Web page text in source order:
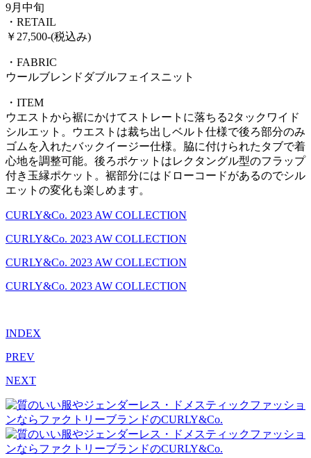
9月中旬
・RETAIL
￥27,500-(税込み)
・FABRIC
ウールブレンドダブルフェイスニット
・ITEM
ウエストから裾にかけてストレートに落ちる2タックワイド
シルエット。ウエストは裁ち出しベルト仕様で後ろ部分のみ
ゴムを入れたバックイージー仕様。脇に付けられたタブで着
心地を調整可能。後ろポケットはレクタングル型のフラップ
付き玉縁ポケット。裾部分にはドローコードがあるのでシル
エットの変化も楽しめます。
CURLY&Co. 2023 AW COLLECTION
CURLY&Co. 2023 AW COLLECTION
CURLY&Co. 2023 AW COLLECTION
CURLY&Co. 2023 AW COLLECTION
INDEX
PREV
NEXT